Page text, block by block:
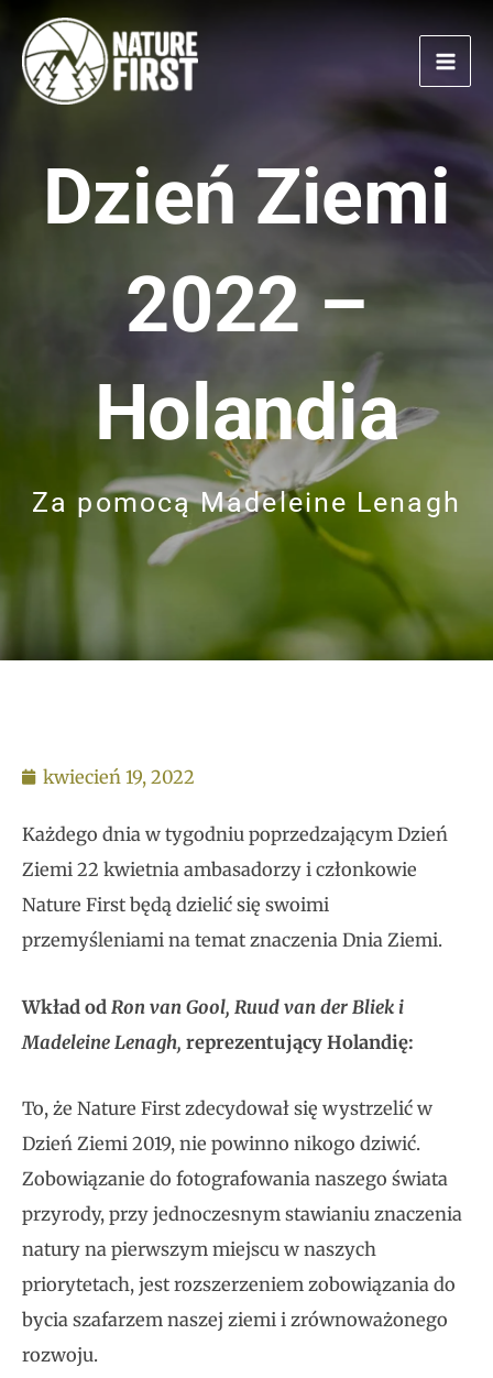
Przejdź
treści
Dzień Ziemi
2022 –
Holandia
Za pomocąMadeleine Lenagh
kwiecień 19, 2022
Każdego dnia w tygodniu poprzedzającym Dzień
Ziemi 22 kwietnia ambasadorzy i członkowie
Nature First będą dzielić się swoimi
przemyśleniami na temat znaczenia Dnia Ziemi.
Wkład od Ron van Gool, Ruud van der Bliek i
Madeleine Lenagh, reprezentujący Holandię:
To, że Nature First zdecydował się wystrzelić w
Dzień Ziemi 2019, nie powinno nikogo dziwić.
Zobowiązanie do fotografowania naszego świata
przyrody, przy jednoczesnym stawianiu znaczenia
natury na pierwszym miejscu w naszych
priorytetach, jest rozszerzeniem zobowiązania do
bycia szafarzem naszej ziemi i zrównoważonego
rozwoju.